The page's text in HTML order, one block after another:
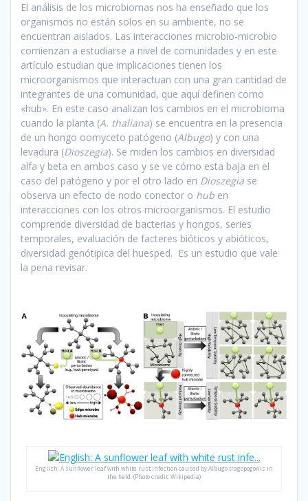
El análisis de los microbiomas nos ha enseñado que los
organismos no están solos en su ambiente, no se
encuentran aislados. Las interacciones microbio-microbio
comienzan a estudiarse a nivel de comunidades y en este
artículo estudian que implicaciones tienen los
microorganismos que interactuan con una gran cantidad de
integrantes de una comunidad, que aquí definen como
«hub». En este caso analizan los cambios en el microbioma
cuando la planta (A. thaliana) se encuentra en la presencia
de un hongo oomyceto patógeno (Albugo) y con una
levadura (Dioszegia). Se miden los cambios en diversidad
alfa y beta en ambos caso y se ve cómo esta baja en el
caso del patógeno y por el otro lado en Dioszegia se
observa un efecto de nodo conector o hub en
interacciones con los otros microorganismos. El estudio
comprende diversidad de bacterias y hongos, series
temporales, evaluación de facteres bióticos y abióticos,
diversidad genótipica del huesped. Es un estudio que vale
la pena revisar.
English: A sunflower leaf with white rust infection caused by Albugo tragopogonis in
the field. (Photo credit: Wikipedia)